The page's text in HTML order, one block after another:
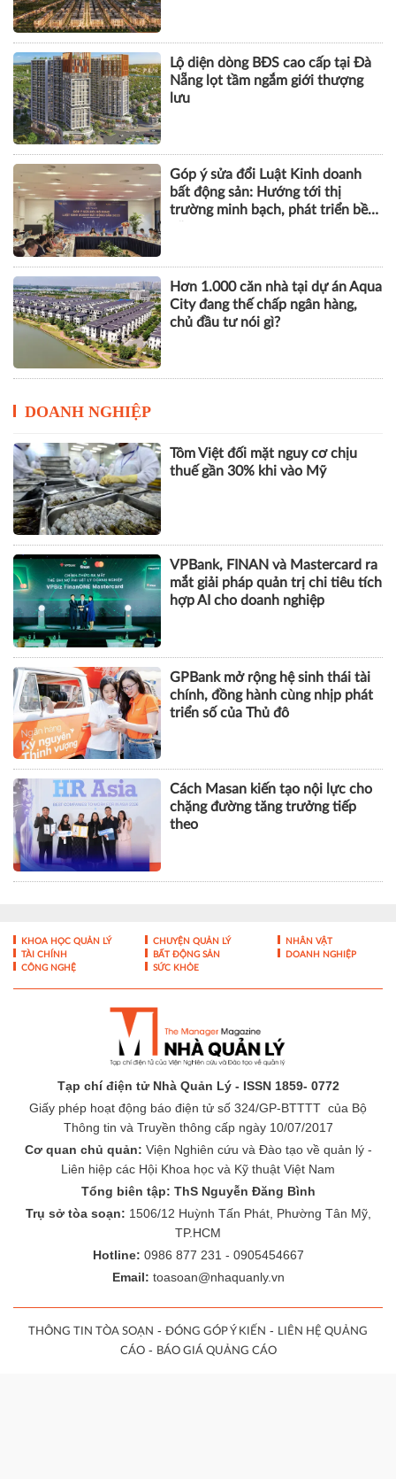
Lộ diện dòng BĐS cao cấp tại Đà
Nẵng lọt tầm ngắm giới thượng
lưu
Góp ý sửa đổi Luật Kinh doanh
bất động sản: Hướng tới thị
trường minh bạch, phát triển bền
Hơn 1.000 căn nhà tại dự án Aqua
City đang thế chấp ngân hàng,
chủ đầu tư nói gì?
DOANH NGHIỆP
Tôm Việt đối mặt nguy cơ chịu
thuế gần 30% khi vào Mỹ
VPBank, FINAN và Mastercard ra
mắt giải pháp quản trị chi tiêu tích
hợp AI cho doanh nghiệp
GPBank mở rộng hệ sinh thái tài
chính, đồng hành cùng nhịp phát
triển số của Thủ đô
Cách Masan kiến tạo nội lực cho
chặng đường tăng trưởng tiếp
theo
KHOA HỌC QUẢN LÝ CHUYỆN QUẢN LÝ
NHÂN VẬT
TÀI CHÍNH
BẤT ĐỘNG SẢN
DOANH NGHIỆP
CÔNG NGHỆ
SỨC KHỎE
Tạp chí điện tử Nhà Quản Lý - ISSN 1859- 0772
Giấy phép hoạt động báo điện tử số 324/GP-BTTTT của Bộ
Thông tin và Truyền thông cấp ngày 10/07/2017
Cơ quan chủ quản: Viện Nghiên cứu và Đào tạo về quản lý -
Liên hiệp các Hội Khoa học và Kỹ thuật Việt Nam
Tổng biên tập: ThS Nguyễn Đăng Bình
Trụ sở tòa soạn: 1506/12 Huỳnh Tấn Phát, Phường Tân Mỹ,
TP.HCM
Hotline: 0986 877 231 - 0905454667
Email: toasoan@nhaquanly.vn
THÔNG TIN TÒA SOẠN - ĐÓNG GÓP Ý KIẾN - LIÊN HỆ QUẢNG
CÁO- BÁO GIÁ QUẢNG CÁO